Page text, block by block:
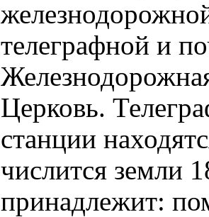
телеграфной и
Церковь.
станции
числится земли
принадлежит: